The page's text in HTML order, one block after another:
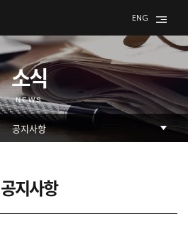
ENG
소식
NEWS
공지사항